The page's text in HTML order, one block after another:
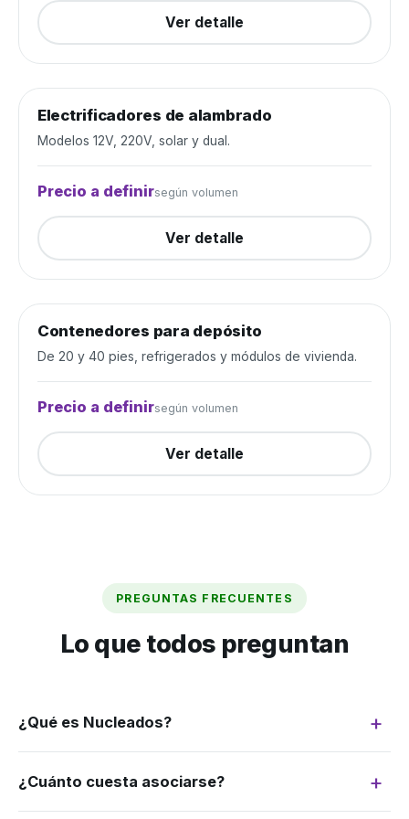
Ver detalle
Alambrados y cercos
Electrificadores de alambrado
Modelos 12V, 220V, solar y dual.
Precio a definirsegún volumen
Ver detalle
Depósito y construcción
Contenedores para depósito
De 20 y 40 pies, refrigerados y módulos de vivienda.
Precio a definirsegún volumen
Ver detalle
PREGUNTAS FRECUENTES
Lo que todos preguntan
¿Qué es Nucleados?
demanda de muchos productores para
negociar como si fuéramos uno solo. Más
¿Cuánto cuesta asociarse?